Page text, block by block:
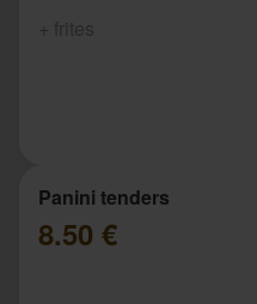
Panini tenders
8.50 €